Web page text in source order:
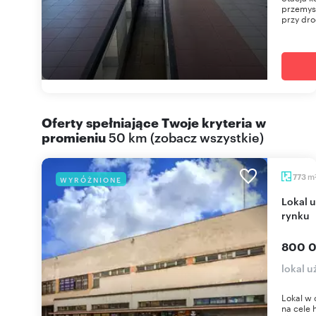
przy
Oferty spełniające Twoje kryteria w
promieniu50 km (zobacz wszystkie)
WYRÓŻNIONE 773 m
Lokal użytkowy 773 m² w centrum Lipska, blisko
rynku
800
lokal
Lokal w
na cele